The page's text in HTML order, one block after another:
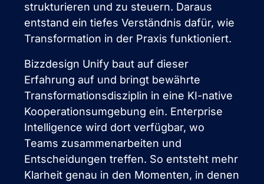
strukturieren und zu steuern. Daraus
entstand ein tiefes Verständnis dafür, wie
Transformation in der Praxis funktioniert.
Bizzdesign Unify baut auf dieser
Erfahrung auf und bringt bewährte
Transformationsdisziplin in eine KI-native
Kooperationsumgebung ein. Enterprise
Intelligence wird dort verfügbar, wo
Teams zusammenarbeiten und
Entscheidungen treffen. So entsteht mehr
Klarheit genau in den Momenten, in denen